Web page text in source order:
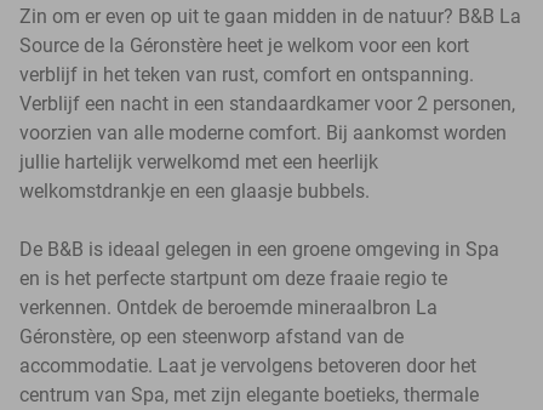
Zin om er even op uit te gaan midden in de natuur? B&B La
Source de la Géronstère heet je welkom voor een kort
verblijf in het teken van rust, comfort en ontspanning.
Verblijf een nacht in een standaardkamer voor 2 personen,
voorzien van alle moderne comfort. Bij aankomst worden
jullie hartelijk verwelkomd met een heerlijk
welkomstdrankje en een glaasje bubbels.
De B&B is ideaal gelegen in een groene omgeving in Spa
en is het perfecte startpunt om deze fraaie regio te
verkennen. Ontdek de beroemde mineraalbron La
Géronstère, op een steenworp afstand van de
accommodatie. Laat je vervolgens betoveren door het
centrum van Spa, met zijn elegante boetieks, thermale